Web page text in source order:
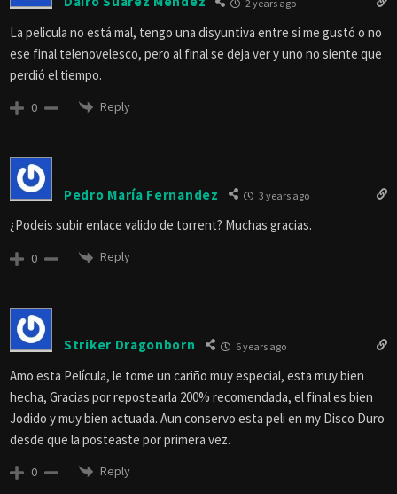
2 years ago
La pelicula no está mal, tengo una disyuntiva entre si me gustó o no
ese final telenovelesco, pero al final se deja ver y uno no siente que
perdió el tiempo.
0 Reply
Pedro María Fernandez 3 years ago
¿Podeis subir enlace valido de torrent? Muchas gracias.
0 Reply
Striker Dragonborn 6 years ago
Amo esta Película, le tome un cariño muy especial, esta muy bien
hecha, Gracias por repostearla 200% recomendada, el final es bien
Jodido y muy bien actuada. Aun conservo esta peli en my Disco Duro
desde que la posteaste por primera vez.
0 Reply